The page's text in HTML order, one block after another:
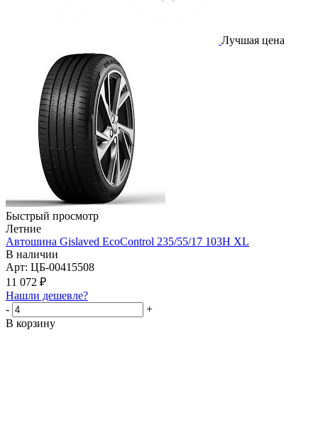
Лучшая цена
Быстрый просмотр
Летние
Автошина Gislaved EcoControl 235/55/17 103H XL
В наличии
Арт: ЦБ-00415508
11 072 ₽
Нашли дешевле?
-
+
В корзину